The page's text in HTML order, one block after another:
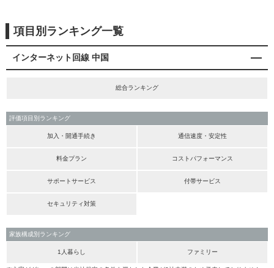
項目別ランキング一覧
インターネット回線 中国
総合ランキング
評価項目別ランキング
加入・開通手続き 通信速度・安定性
料金プラン コストパフォーマンス
サポートサービス 付帯サービス
セキュリティ対策
家族構成別ランキング
1人暮らし ファミリー